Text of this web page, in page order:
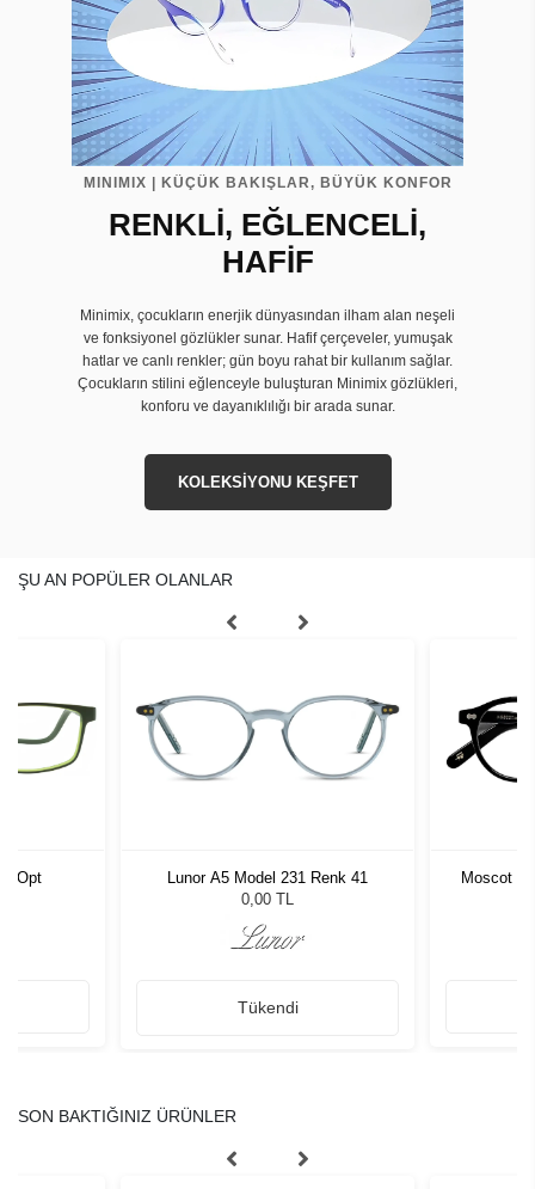
MINIMIX | KÜÇÜK BAKIŞLAR, BÜYÜK KONFOR
RENKLİ, EĞLENCELİ,
HAFİF
Minimix, çocukların enerjik dünyasından ilham alan neşeli
ve fonksiyonel gözlükler sunar. Hafif çerçeveler, yumuşak
hatlar ve canlı renkler; gün boyu rahat bir kullanım sağlar.
Çocukların stilini eğlenceyle buluşturan Minimix gözlükleri,
konforu ve dayanıklılığı bir arada sunar.
KOLEKSİYONU KEŞFET
ŞU AN POPÜLER OLANLAR
Opt
Lunor A5 Model 231 Renk 41
0,00 TL
Tükendi
Moscot
SON BAKTIĞINIZ ÜRÜNLER